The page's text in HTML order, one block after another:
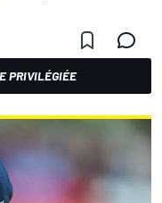
PRIVILÉGIÉE